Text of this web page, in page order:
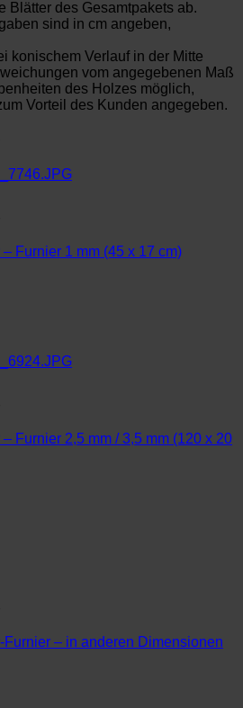
Blätter des Gesamtpakets ab.
sind in cm angeben,
konischem Verlauf in der Mitte
vom angegebenen Maß
des Holzes möglich,
Vorteil des Kunden angegeben.
Furnier 1 mm (45 x 17 cm)
Furnier 2,5 mm / 3,5 mm (120 x 20
– in anderen Dimensionen